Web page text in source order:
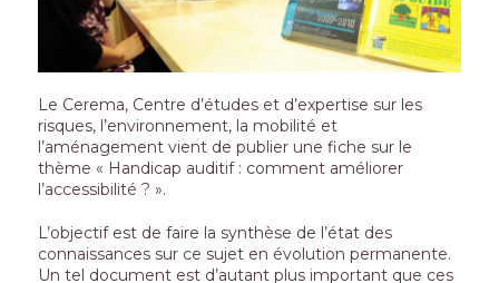
Le Cerema, Centre d’études et d’expertise sur les
risques, l’environnement, la mobilité et
l’aménagement vient de publier une fiche sur le
thème « Handicap auditif : comment améliorer
l’accessibilité ? ».
L’objectif est de faire la synthèse de l’état des
connaissances sur ce sujet en évolution permanente.
Un tel document est d’autant plus important que ces